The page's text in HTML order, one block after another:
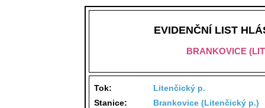
EVIDENČNÍ LIST
BRANKOVICE
Tok:
Litenčický p.
Stanice:
Brankovice (Litenčický p.)